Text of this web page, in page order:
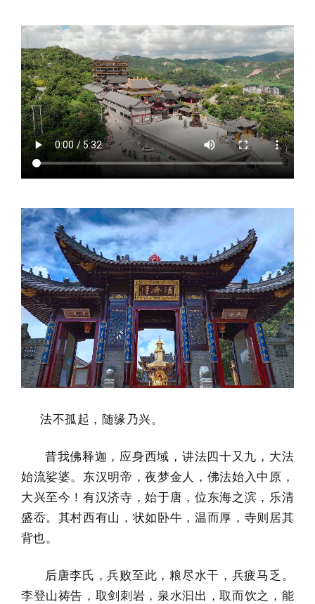
法不孤起，随缘乃兴。
昔我佛释迦，应身西域，讲法四十又九，大法
始流娑婆。东汉明帝，夜梦金人，佛法始入中原，
大兴至今！有汉济寺，始于唐，位东海之滨，乐清
盛岙。其村西有山，状如卧牛，温而厚，寺则居其
背也。
后唐李氏，兵败至此，粮尽水干，兵疲马乏。
李登山祷告，取剑刺岩，泉水汩出，取而饮之，能